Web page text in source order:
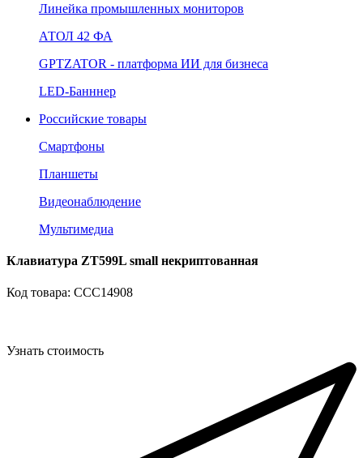
Линейка промышленных мониторов
АТОЛ 42 ФА
GPTZATOR - платформа ИИ для бизнеса
LED-Банннер
Российские товары
Смартфоны
Планшеты
Видеонаблюдение
Мультимедиа
Клавиатура ZT599L small некриптованная
Код товара: ССС14908
Узнать стоимость